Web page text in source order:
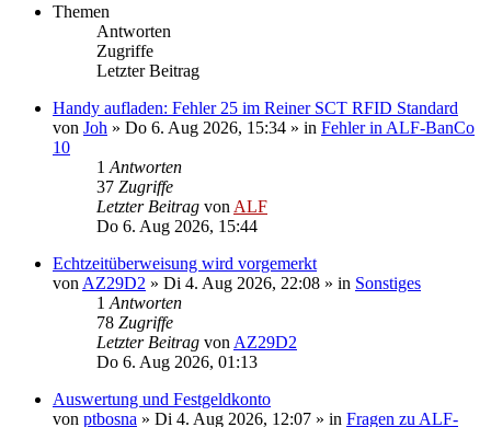
Themen
Antworten
Zugriffe
Letzter Beitrag
Handy aufladen: Fehler 25 im Reiner SCT RFID Standard
von Joh » Do 6. Aug 2026, 15:34 » in Fehler in ALF-BanCo
10
1 Antworten
37 Zugriffe
Letzter Beitrag von ALF
Do 6. Aug 2026, 15:44
Echtzeitüberweisung wird vorgemerkt
von AZ29D2 » Di 4. Aug 2026, 22:08 » in Sonstiges
1 Antworten
78 Zugriffe
Letzter Beitrag von AZ29D2
Do 6. Aug 2026, 01:13
Auswertung und Festgeldkonto
von ptbosna » Di 4. Aug 2026, 12:07 » in Fragen zu ALF-